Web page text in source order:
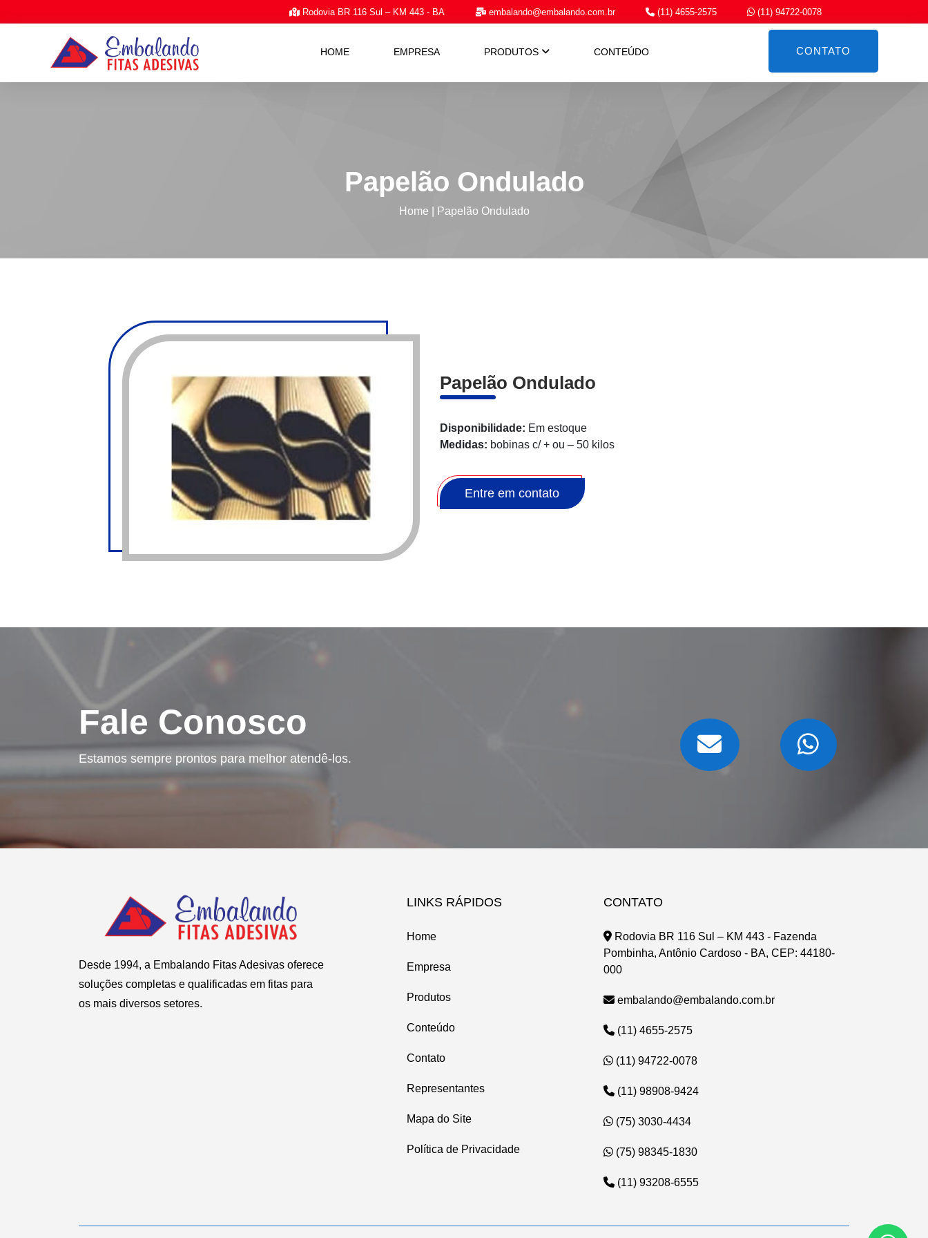
Rodovia BR 116 Sul – KM 443 - BA embalando@embalando.com.br (11) 4655-2575 (11) 94722-0078
HOME EMPRESA PRODUTOS CONTEÚDO CONTATO
Papelão Ondulado
Home Papelão Ondulado
Papelão Ondulado
Disponibilidade: Em estoque
Medidas: bobinas c/ + ou – 50 kilos
Entre em contato
Fale Conosco
Estamos sempre prontos para melhor atendê-los.
Desde 1994, a Embalando Fitas Adesivas oferece
soluções completas e qualificadas em fitas para
os mais diversos setores.
LINKS RÁPIDOS
Home
Empresa
Produtos
Conteúdo
Contato
Representantes
Mapa do Site
Política de Privacidade
CONTATO
Rodovia BR 116 Sul – KM 443 - Fazenda
Pombinha, Antônio Cardoso - BA, CEP: 44180-
000
embalando@embalando.com.br
(11) 4655-2575
(11) 94722-0078
(11) 98908-9424
(75) 3030-4434
(75) 98345-1830
(11) 93208-6555